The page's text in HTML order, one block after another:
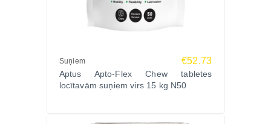
Suņiem €52.73
Aptus Apto-Flex Chew tabletes
locītavām suņiem virs 15 kg N50